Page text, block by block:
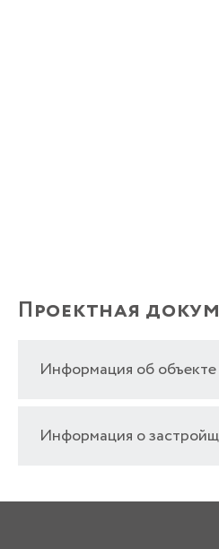
Проектная
Информация об объекте
Информация о